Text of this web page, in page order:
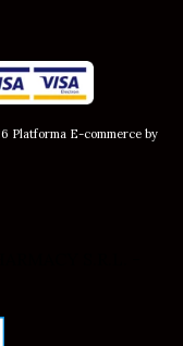
Platforma E-commerce by